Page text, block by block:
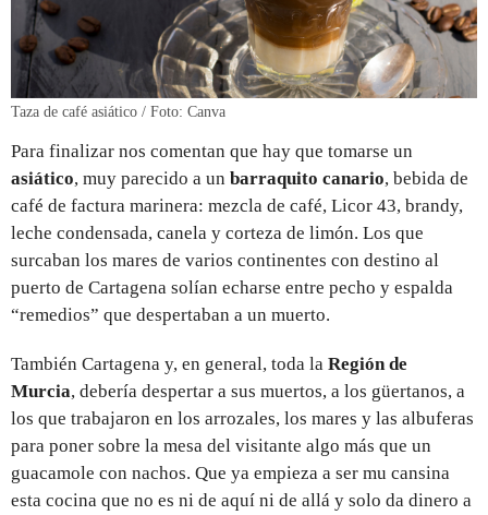
Taza de café asiático / Foto: Canva
Para finalizar nos comentan que hay que tomarse un
asiático, muy parecido a un barraquito canario, bebida de
café de factura marinera: mezcla de café, Licor 43, brandy,
leche condensada, canela y corteza de limón. Los que
surcaban los mares de varios continentes con destino al
puerto de Cartagena solían echarse entre pecho y espalda
“remedios” que despertaban a un muerto.
También Cartagena y, en general, toda la Región de
Murcia, debería despertar a sus muertos, a los güertanos, a
los que trabajaron en los arrozales, los mares y las albuferas
para poner sobre la mesa del visitante algo más que un
guacamole con nachos. Que ya empieza a ser mu cansina
esta cocina que no es ni de aquí ni de allá y solo da dinero a